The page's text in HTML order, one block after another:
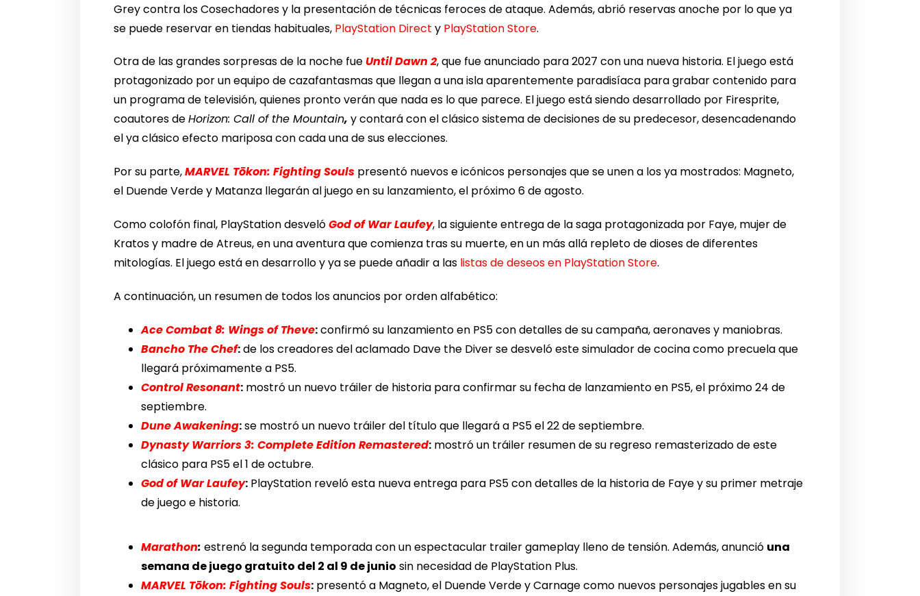
Grey contra los Cosechadores y la presentación de técnicas feroces de ataque. Además, abrió reservas anoche por lo que ya
se puede reservar en tiendas habituales, PlayStation Directy PlayStation Store.
Otra de las grandes sorpresas de la noche fueUntil Dawn 2, que fue anunciado para 2027 con una nueva historia. El juego está
protagonizado por un equipo de cazafantasmas que llegan a una isla aparentemente paradisíaca para grabar contenido para
un programa de televisión, quienes pronto verán que nada es lo que parece. El juego está siendo desarrollado por Firesprite,
coautores deHorizon: Call of the Mountain, y contará con el clásico sistema de decisiones de su predecesor, desencadenando
el ya clásico efecto mariposa con cada una de sus elecciones.
Por su parte,MARVEL Tōkon: Fighting Souls presentó nuevos e icónicos personajes que se unen a los ya mostrados: Magneto,
el Duende Verde y Matanza llegarán al juego en su lanzamiento, el próximo 6 de agosto.
Como colofón final, PlayStation desvelóGod of War Laufey, la siguiente entrega de la saga protagonizada por Faye, mujer de
Kratos y madre de Atreus, en una aventura que comienza tras su muerte, en un más allá repleto de dioses de diferentes
mitologías. El juego está en desarrollo y ya se puede añadir a las listas de deseos en PlayStation Store.
A continuación, un resumen de todos los anuncios por orden alfabético:
Ace Combat 8: Wings of Theve:confirmó su lanzamiento en PS5 con detalles de su campaña, aeronaves y maniobras.
Bancho The Chef:de los creadores del aclamado Dave the Diver se desveló este simulador de cocina como precuela que
llegará próximamente a PS5.
Control Resonant: mostró un nuevo tráiler de historia para confirmar su fecha de lanzamiento en PS5, el próximo 24 de
septiembre.
Dune Awakening:se mostró un nuevo tráiler del título que llegará a PS5 el 22 de septiembre.
Dynasty Warriors 3: Complete Edition Remastered: mostró un tráiler resumen de su regreso remasterizado de este
clásico para PS5 el 1 de octubre.
God of War Laufey: PlayStation reveló esta nueva entrega para PS5 con detalles de la historia de Faye y su primer metraje
de juego e historia.
Marathon: estrenó la segunda temporada con un espectacular trailer gameplay lleno de tensión. Además, anunció una
semana de juego gratuito del 2 al 9 de junio sin necesidad de PlayStation Plus.
MARVEL Tōkon: Fighting Souls: presentó a Magneto, el Duende Verde y Carnage como nuevos personajes jugables en su